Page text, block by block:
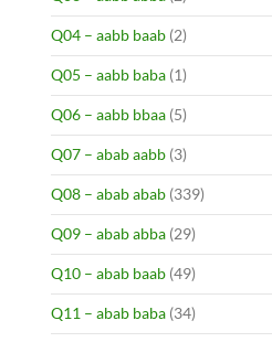
Q04 – aabb baab (2)
Q05 – aabb baba (1)
Q06 – aabb bbaa (5)
Q07 – abab aabb (3)
Q08 – abab abab (339)
Q09 – abab abba (29)
Q10 – abab baab (49)
Q11 – abab baba (34)